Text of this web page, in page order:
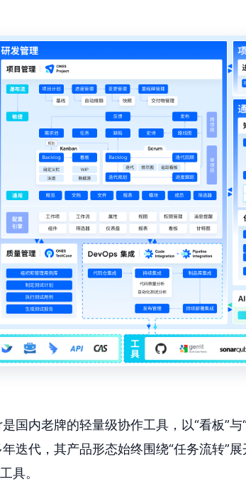
国内老牌的轻量级协作工具，以“看板”
迭代，其产品形态始终围绕“任务流转”
具。